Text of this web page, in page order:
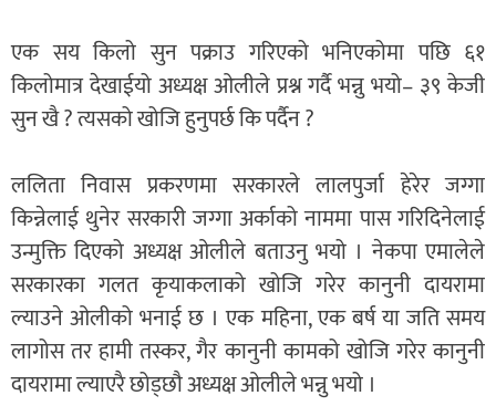
एक सय किलो सुन पक्राउ गरिएको भनिएकोमा पछि ६१
किलोमात्र देखाईयो अध्यक्ष ओलीले प्रश्न गर्दै भन्नु भयो– ३९ केजी
सुन खै ? त्यसको खोजि हुनुपर्छ कि पर्दैन ?
ललिता निवास प्रकरणमा सरकारले लालपुर्जा हेरेर जग्गा
किन्नेलाई थुनेर सरकारी जग्गा अर्काको नाममा पास गरिदिनेलाई
उन्मुक्ति दिएको अध्यक्ष ओलीले बताउनु भयो । नेकपा एमालेले
सरकारका गलत कृयाकलाको खोजि गरेर कानुनी दायरामा
ल्याउने ओलीको भनाई छ । एक महिना, एक बर्ष या जति समय
लागोस तर हामी तस्कर, गैर कानुनी कामको खोजि गरेर कानुनी
दायरामा ल्याएरै छोड्छौ अध्यक्ष ओलीले भन्नु भयो ।